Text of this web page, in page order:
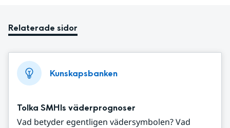
Relaterade sidor
Kunskapsbanken
Tolka SMHIs väderprognoser
Vad betyder egentligen vädersymbolen? Vad